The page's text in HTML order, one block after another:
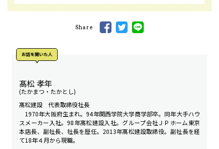
Share
お話を聞いた⼈
髙松 孝年
(たかまつ・たかとし)
髙松建設 代表取締役社長
1970年大阪府生まれ。94年関西学院大学商学部卒。同年大手ハウ
スメーカー入社。98年髙松建設入社。グループ会社ＪＰホーム東京
本店長、副社長、社長を歴任。2013年髙松建設取締役。副社長を経
て18年４月から現職。